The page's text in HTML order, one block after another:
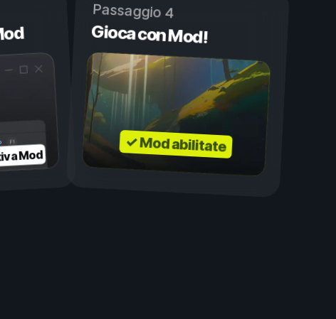
Mod
Passaggio 4
Gioca con Mod!
✓ Mod abilitate